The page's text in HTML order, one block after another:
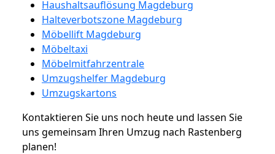
Haushaltsauflösung Magdeburg
Halteverbotszone Magdeburg
Möbellift Magdeburg
Möbeltaxi
Möbelmitfahrzentrale
Umzugshelfer Magdeburg
Umzugskartons
Kontaktieren Sie uns noch heute und lassen Sie
uns gemeinsam Ihren Umzug nach Rastenberg
planen!